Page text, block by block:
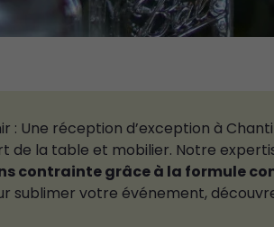
: Une réception d’exception à
de la table et mobilier. Notre
contrainte grâce à la formule
sublimer votre événement,